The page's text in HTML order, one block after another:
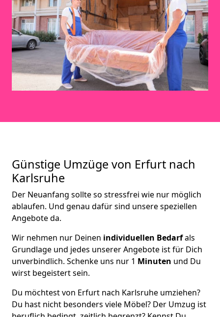
Günstige Umzüge von Erfurt nach
Karlsruhe
Der Neuanfang sollte so stressfrei wie nur möglich
ablaufen. Und genau dafür sind unsere speziellen
Angebote da.
Wir nehmen nur Deinen individuellen Bedarfals
Grundlage und jedes unserer Angebote ist für Dich
unverbindlich. Schenke uns nur 1 Minuten und Du
wirst begeistert sein.
Du möchtest von Erfurt nach Karlsruhe umziehen?
Du hast nicht besonders viele Möbel? Der Umzug ist